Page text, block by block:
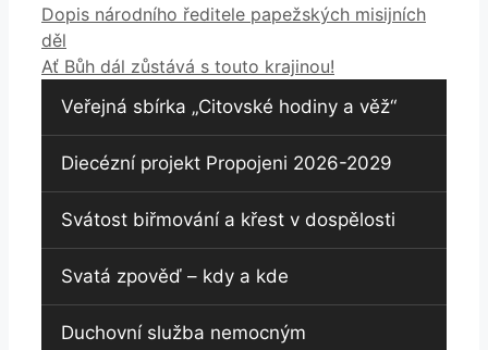
Dopis národního ředitele papežských misijních
děl
Ať Bůh dál zůstává s touto krajinou!
Veřejná sbírka „Citovské hodiny a věž“
Diecézní projekt Propojeni 2026-2029
Svátost biřmování a křest v dospělosti
Svatá zpověď – kdy a kde
Duchovní služba nemocným